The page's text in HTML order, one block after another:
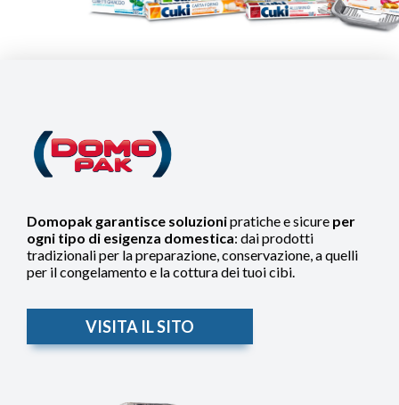
Domopak garantisce soluzionipratiche e sicure per
ogni tipo di esigenza domestica: dai prodotti
tradizionali per la preparazione, conservazione, a quelli
per il congelamento e la cottura dei tuoi cibi.
VISITA IL SITO